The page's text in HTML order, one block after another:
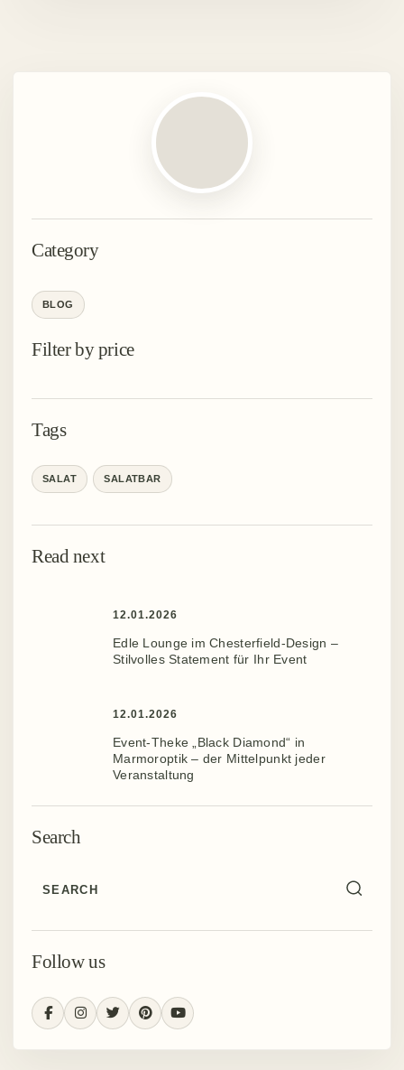
Category
BLOG
Filter by price
Tags
SALAT SALATBAR
Read next
12.01.2026
Edle Lounge im Chesterfield-Design –
Stilvolles Statement für Ihr Event ️
12.01.2026
Event-Theke „Black Diamond“ in
Marmoroptik – der Mittelpunkt jeder
Veranstaltung
Search
Follow us